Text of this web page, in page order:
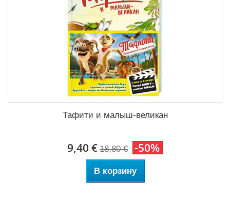
Тафити и малыш-великан
9,40 € 18,80 € -50%
В корзину